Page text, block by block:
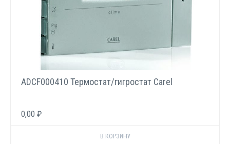
ADCF000410 Термостат/гигростат Carel
0,00 ₽